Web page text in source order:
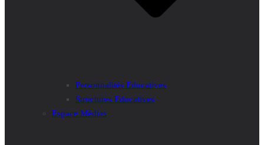
Personnalités Educatives
Structures Educatives
Espace Médias